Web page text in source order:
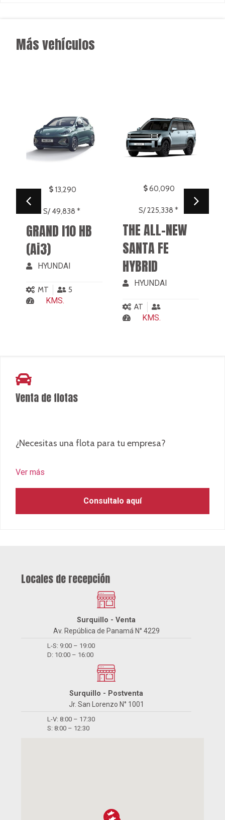
Más vehículos
60,090
S/ 225,338 *
THE ALL-NEW
SANTA FE
HYBRID
HYUNDAI
45,490
THE ALL-NEW
TUCSON
HYBRID
HYUNDAI
AT
KMS.
Venta de flotas
¿Necesitas una flota para tu empresa?
Ver más
Consultalo aquí
Locales de recepción
Surquillo - Venta
Av. República de Panamá N° 4229
L-S: 9:00 – 19:00
D: 10:00 – 16:00
Surquillo - Postventa
Jr. San Lorenzo N° 1001
L-V: 8:00 – 17:30
S: 8:00 – 12:30